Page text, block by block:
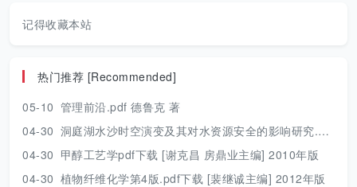
记得收藏本站
热门推荐 [Recommended]
05-10 管理前沿.pdf 德鲁克 著
04-30 洞庭湖水沙时空演变及其对水资源安全的影响研究.pdf 胡光伟 著 2017年版
04-30 甲醇工艺学pdf下载 [谢克昌 房鼎业主编] 2010年版
04-30 植物纤维化学第4版.pdf下载 [裴继诚主编] 2012年版